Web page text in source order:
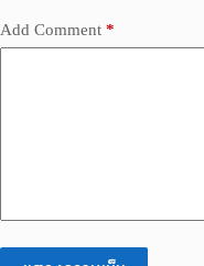
Add Comment *